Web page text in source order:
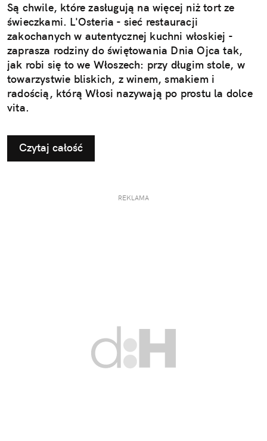
Są chwile, które zasługują na więcej niż tort ze
świeczkami. L'Osteria - sieć restauracji
zakochanych w autentycznej kuchni włoskiej -
zaprasza rodziny do świętowania Dnia Ojca tak,
jak robi się to we Włoszech: przy długim stole, w
towarzystwie bliskich, z winem, smakiem i
radością, którą Włosi nazywają po prostu la dolce
vita.
Czytaj całość
REKLAMA